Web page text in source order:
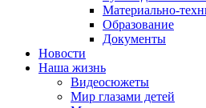
Материально-
Образование
Документы
Новости
Наша жизнь
Видеосюжеты
Мир глазами детей